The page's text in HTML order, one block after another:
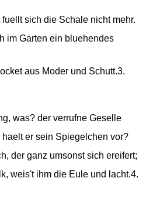
sich die Schale nicht mehr.
im Garten ein bluehendes
aus Moder und Schutt.3.
was? der verrufne Geselle
er sein Spiegelchen vor?
der ganz umsonst sich ereifert;
weis't ihm die Eule und lacht.4.